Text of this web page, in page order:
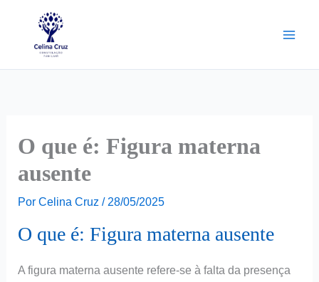
O que é: Figura materna
ausente
Por Celina Cruz / 28/05/2025
O que é: Figura materna ausente
A figura materna ausente refere-se à falta da presença